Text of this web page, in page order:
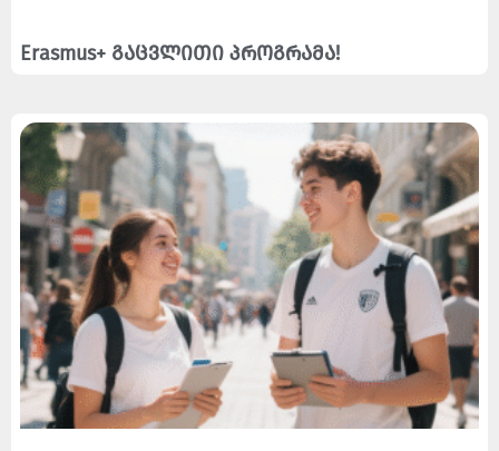
Erasmus+ გაცვლითი პროგრამა!